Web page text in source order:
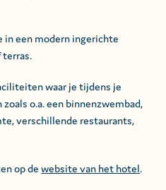
een modern ingerichte
terras.
waar je tijdens je
o.a. een binnenzwembad,
verschillende restaurants,
op dewebsite van het hotel.